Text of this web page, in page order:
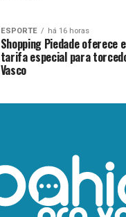
ESPORTE há 16 horas
Shopping Piedade oferece
tarifa especial para
Vasco